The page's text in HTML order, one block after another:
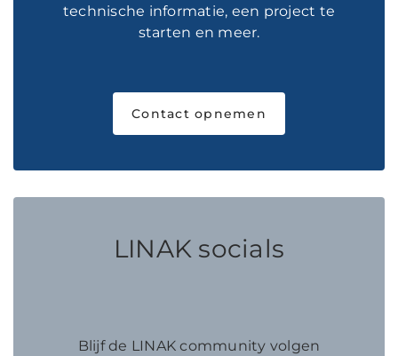
technische informatie, een project te
starten en meer.
Contact opnemen
LINAK socials
Blijf de LINAK community volgen